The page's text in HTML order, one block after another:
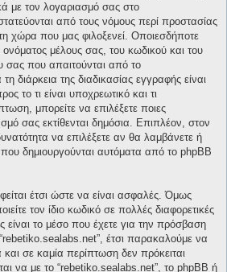
με τον λογαριασμό σας στο
από τους νόμους περί προστασίας
χώρα που μας φιλοξενεί. Οποιεσδήποτε
μέλους σας, του κωδικού και του
σας που απαιτούνται από το
διάρκεια της διαδικασίας εγγραφής είναι
το τι είναι υποχρεωτικό και τι
μπορείτε να επιλέξετε ποιες
σας εκτίθενται δημόσια. Επιπλέον, στον
να επιλέξετε αν θα λαμβάνετε ή
δημιουργούνται αυτόματα από το phpBB
έτσι ώστε να είναι ασφαλές. Όμως
τον ίδιο κωδικό σε πολλές διαφορετικές
είναι το μέσο που έχετε για την πρόσβαση
έτσι παρακαλούμε να
σε καμία περίπτωση δεν πρόκειται
να με το “rebetiko.sealabs.net”, το phpBB ή